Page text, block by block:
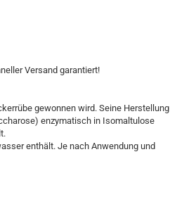
Versand garantiert!
gewonnen wird. Seine Herstellung
enzymatisch in Isomaltulose
enthält. Je nach Anwendung und